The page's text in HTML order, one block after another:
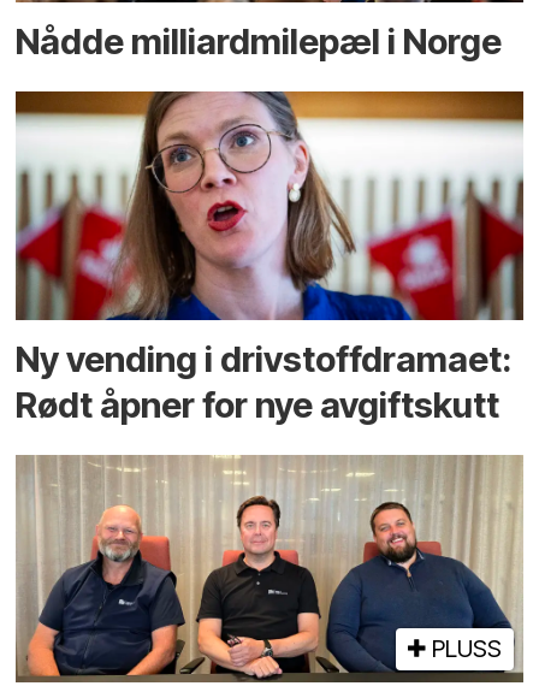
Nådde milliard­­milepæl i Norge
Ny vending i drivstoffdramaet:
Rødt åpner for nye avgiftskutt
PLUSS